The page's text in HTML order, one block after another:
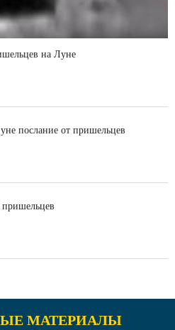
на Луне
послание от пришельцев
МАТЕРИАЛЫ